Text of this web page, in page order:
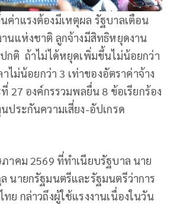
ค่าแรงต้องมีเหตุผล รัฐบาลเตือน
านแห่งชาติ ลูกจ้างมีสิทธิหยุดงาน
กติ ถ้าไม่ได้หยุดเพิ่มขึ้นไม่น้อยกว่า
าไม่น้อยกว่า 3 เท่าของอัตราค่าจ้าง
27 องค์กรรวมพลยื่น 8 ข้อเรียกร้อง
ประกันความเสี่ยง-อัปเกรด
าคม 2569 ที่ทำเนียบรัฐบาล นาย
นายกรัฐมนตรีและรัฐมนตรีว่าการ
ย กล่าวถึงผู้ใช้แรงงานเนื่องในวัน